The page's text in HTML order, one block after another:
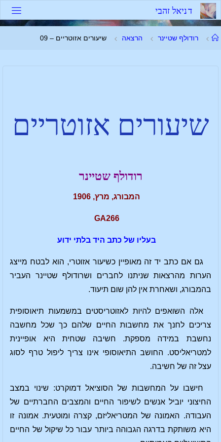
דניאל זהבי
רודולף שטיינר הרצאה שיעורים אזוטריים – 09
שיעורים אזוטריים
רודולף שטיינר
המבורג, מרץ, 1906
GA266
בעליו של כתב היד בלתי ידוע
גם אם כתב יד זה מאופיין כשיעור אזוטרי, הוא לבטח מייצג
הערות מהרצאות שניתנו לחברים ושרודולף שטיינר העביר
בהמבורג, ושאחרת אין להן שום תיעוד.
אלה השואפים להיות לאזוטריסטים במשמעות תיאוסופית
צריכים לחנך את מחשבות החיים שלהם כך שכל מחשבה
נחשבת במידה מספקת. חשיבה שטחית היא אופיינית
למטריאליסט. החושב התיאוסופי אינו צריך ליפול טרף לסוג
עצל זה של חשיבה.
חישבו על המחשבות של הסוציאל דמוקרט: שינוי במצב
החיצוני יוביל אנשים לשיפור החיים והמצבים החברתיים של
העבודה. האמונה של המטריאליזם, קצרה ומוטעית. אמונה זו
היא משותקת בדרגה הגבוהה ביותר עבור כל שיקול של החיים